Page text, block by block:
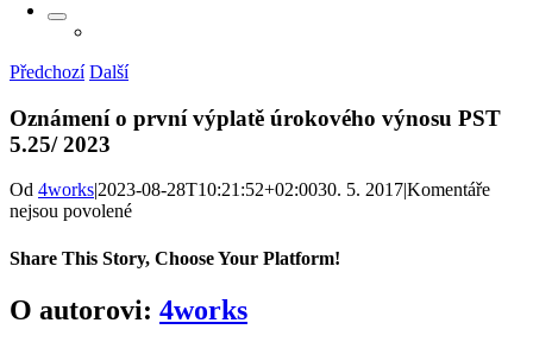
Předchozí Další
Oznámení o první výplatě úrokového výnosu PST
5.25/ 2023
Od 4works|2023-08-28T10:21:52+02:0030. 5. 2017|Komentáře
nejsou povolenéu
s
názvem
Oznámení
o první
Share This Story, Choose Your Platform!
Facebook
X
Reddit
LinkedIn
WhatsApp
Telegram
Tumblr
Pinterest
Vk
Xing
E-
mail
O autorovi: 4works